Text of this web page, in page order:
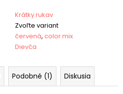
Krátky rukav
Zvoľte variant
červená, color mix
Dievča
Podobné (1) Diskusia